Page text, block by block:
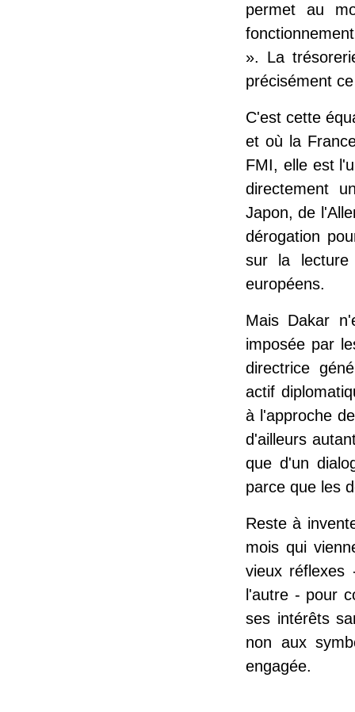
permet au
». La
précisément
C'est cette
et où la
FMI, elle est
directement
Japon, de
dérogation
sur la lecture
européens.
Mais Dakar
imposée par
directrice
actif
à l'approche
d'ailleurs
que d'un
parce que les
Reste à
mois qui
vieux réflexes
l'autre - pour
ses intérêts
non aux
engagée.